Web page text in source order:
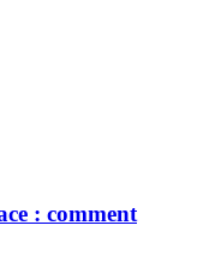
: comment